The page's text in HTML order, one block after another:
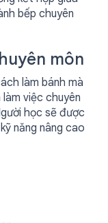
bếp chuyên
môn
làm bánh mà
việc chuyên
học sẽ được
năng nâng cao